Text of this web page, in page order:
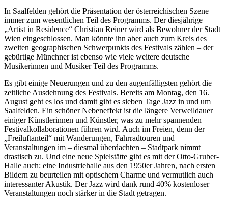
In Saalfelden gehört die Präsentation der österreichischen Szene
immer zum wesentlichen Teil des Programms. Der diesjährige
„Artist in Residence“ Christian Reiner wird als Bewohner der Stadt
Wien eingeschlossen. Man könnte ihn aber auch zum Kreis des
zweiten geographischen Schwerpunkts des Festivals zählen – der
gebürtige Münchner ist ebenso wie viele weitere deutsche
Musikerinnen und Musiker Teil des Programms.
Es gibt einige Neuerungen und zu den augenfälligsten gehört die
zeitliche Ausdehnung des Festivals. Bereits am Montag, den 16.
August geht es los und damit gibt es sieben Tage Jazz in und um
Saalfelden. Ein schöner Nebeneffekt ist die längere Verweildauer
einiger Künstlerinnen und Künstler, was zu mehr spannenden
Festivalkollaborationen führen wird. Auch im Freien, denn der
„Freiluftanteil“ mit Wanderungen, Fahrradtouren und
Veranstaltungen im – diesmal überdachten – Stadtpark nimmt
drastisch zu. Und eine neue Spielstätte gibt es mit der Otto-Gruber-
Halle auch: eine Industriehalle aus den 1950er Jahren, nach ersten
Bildern zu beurteilen mit optischem Charme und vermutlich auch
interessanter Akustik. Der Jazz wird dank rund 40% kostenloser
Veranstaltungen noch stärker in die Stadt getragen.